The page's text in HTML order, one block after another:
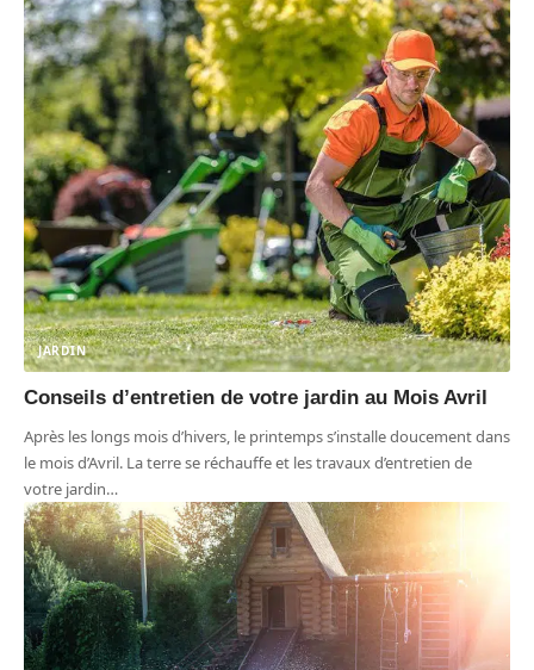
JARDIN
Conseils d’entretien de votre jardin au Mois Avril
Après les longs mois d’hivers, le printemps s’installe doucement dans
le mois d’Avril. La terre se réchauffe et les travaux d’entretien de
votre jardin…